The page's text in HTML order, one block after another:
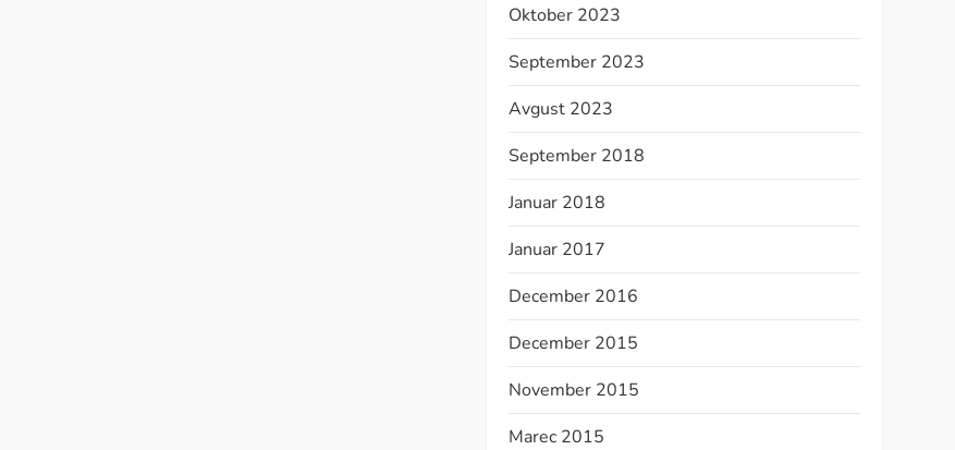
Oktober 2023
September 2023
Avgust 2023
September 2018
Januar 2018
Januar 2017
December 2016
December 2015
November 2015
Marec 2015